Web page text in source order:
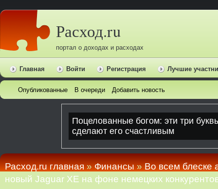
Расход.ru
портал о доходах и расходах
Главная Войти Регистрация Лучшие
Опубликованные В очереди Добавить новость
Расход.ru главная»Финансы»Во всем блеске
новый Jaguar XE на фоне немецких